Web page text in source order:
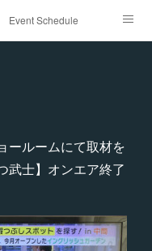
Event Schedule
ールームにて取材を
武士】オンエア終了